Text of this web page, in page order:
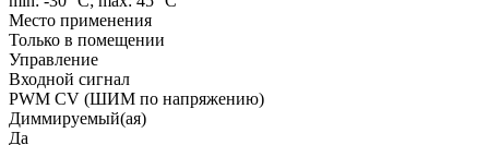
Место применения
Только в помещении
Управление
Входной сигнал
PWM СV (ШИМ по напряжению)
Диммируемый(ая)
Да